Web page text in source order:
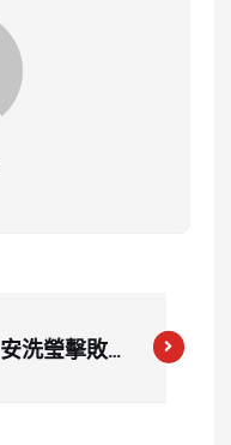
安洗瑩擊敗何